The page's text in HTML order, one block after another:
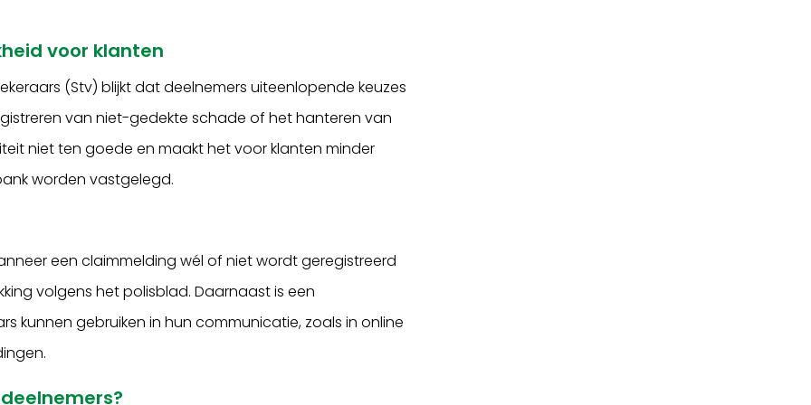
voor klanten
(Stv) blijkt dat deelnemers uiteenlopende keuzes
van niet-gedekte schade of het hanteren van
niet ten goede en maakt het voor klanten minder
worden vastgelegd.
een claimmelding wél of niet wordt geregistreerd
volgens het polisblad. Daarnaast is een
kunnen gebruiken in hun communicatie, zoals in online